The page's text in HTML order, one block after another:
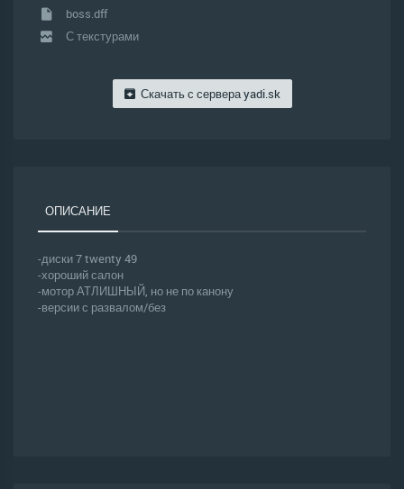
boss.dff
С текстурами
Скачать с сервераyadi.sk
ОПИСАНИЕ
-диски 7 twenty 49
-хороший салон
-мотор АТЛИШНЫЙ, но не по канону
-версии с развалом/без